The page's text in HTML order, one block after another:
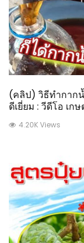
(คลิป) วิธีทำกาก
ดีเยี่ยม : วีดีโอ เกษ
4.20K Views